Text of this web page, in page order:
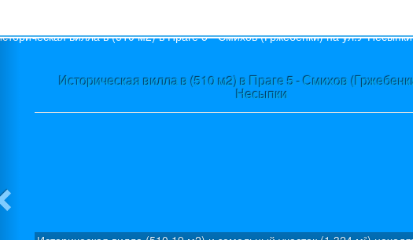
Историческая вилла в (510 м2) в Праге 5 - Смихов
Несыпки
Previous